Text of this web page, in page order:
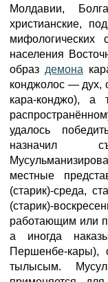
Молдавии,
христианские,
населения
образ демона
конджолос — дух,
кара-конджо), а
удалось
назначил
местные
(старик)-среда,
(старик)-
работающим или
а иногда
Першенбе-кары),
тылысым.